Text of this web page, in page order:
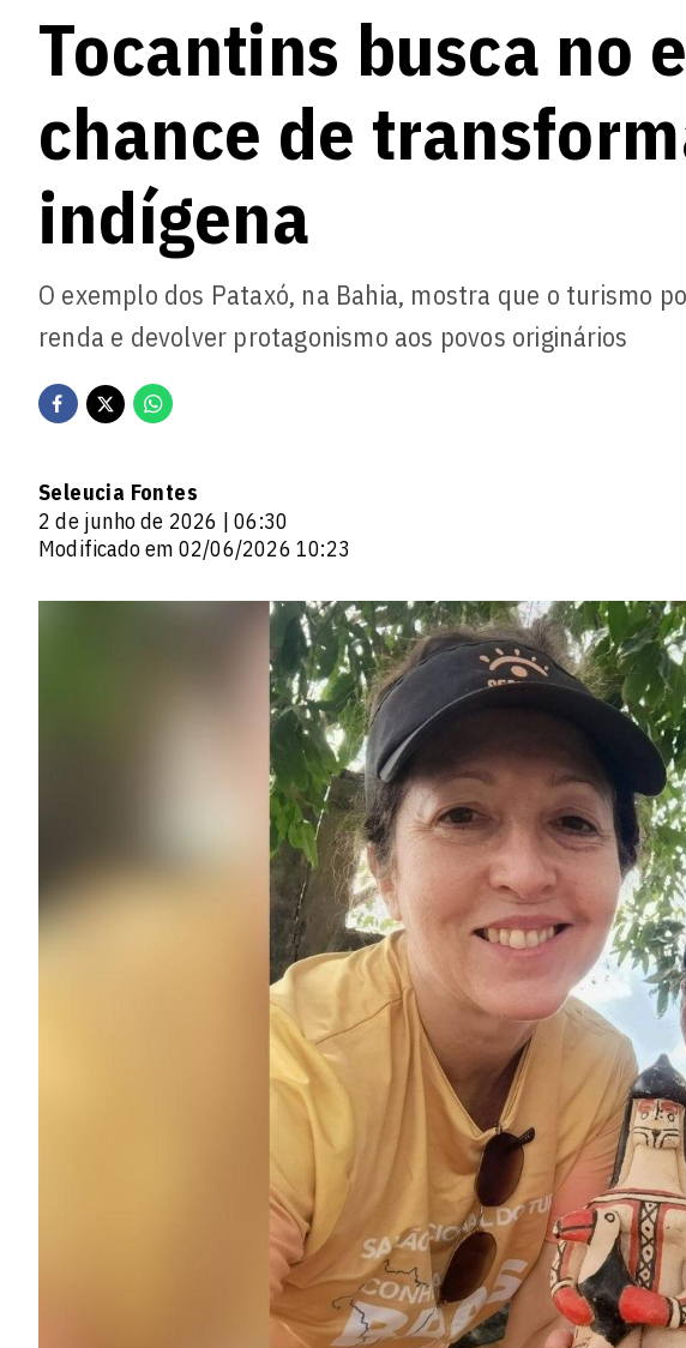
Tocantins busca no
chance de
indígena
O exemplo dos Pataxó, na Bahia, mostra que o turismo
renda e devolver protagonismo aos povos originários
Seleucia Fontes
2 de junho de 2026 | 06:30
Modificado em 02/06/2026 10:23